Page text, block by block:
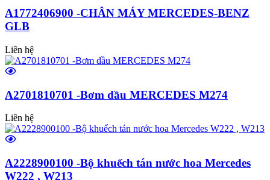
A1772406900 -CHÂN MÁY MERCEDES-BENZ
GLB
Liên hệ
A2701810701 -Bơm dầu MERCEDES M274
Liên hệ
A2228900100 -Bộ khuếch tán nước hoa Mercedes
W222 , W213